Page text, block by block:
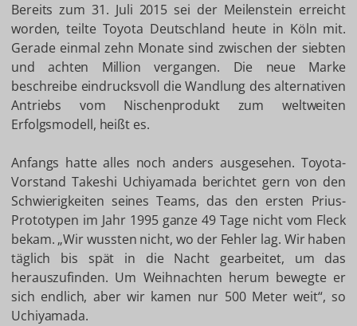
Bereits zum 31. Juli 2015 sei der Meilenstein erreicht
worden, teilte Toyota Deutschland heute in Köln mit.
Gerade einmal zehn Monate sind zwischen der siebten
und achten Million vergangen. Die neue Marke
beschreibe eindrucksvoll die Wandlung des alternativen
Antriebs vom Nischenprodukt zum weltweiten
Erfolgsmodell, heißt es.
Anfangs hatte alles noch anders ausgesehen. Toyota-
Vorstand Takeshi Uchiyamada berichtet gern von den
Schwierigkeiten seines Teams, das den ersten Prius-
Prototypen im Jahr 1995 ganze 49 Tage nicht vom Fleck
bekam. „Wir wussten nicht, wo der Fehler lag. Wir haben
täglich bis spät in die Nacht gearbeitet, um das
herauszufinden. Um Weihnachten herum bewegte er
sich endlich, aber wir kamen nur 500 Meter weit“, so
Uchiyamada.